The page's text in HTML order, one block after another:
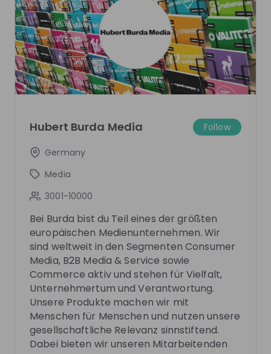
There are no upcoming live streams
Make sure to follow the company to receive their
updates on upcoming live streams!
Recordings
1 month ago
Hubert Burda Media
Bunte: Arbeiten, wo Geschichten
Schlagzeilen machen
Bunte steht seit Jahrzehnten für exklusiven People-
Journalismus, Society, Royals und Entertainment –
und hat sich gleichzeitig zu einer modernen,
digitalen Medienmarke von Hubert Burda Media
entwickelt. 🚀 Aber wie arbeitet Bunte eigentlich
hinter den Kulissen? Wie entsteht aus einem ersten
Tipp eine große Story? Was hat sich durch KI
verändert? Und was bedeutet das für deinen
möglichen Einstieg bei Bunte? In diesem Livestream
bekommst du exklusive Einblicke in: • 🔍 Bunte heute:
DE Human resources (HR) + 2
Photos
Hubert Burda Media Follow
Germany
Media
3001-10000
Bei Burda bist du Teil eines der größten
europäischen Medienunternehmen. Wir
sind weltweit in den Segmenten Consumer
Media, B2B Media & Service sowie
Commerce aktiv und stehen für Vielfalt,
Unternehmertum und Verantwortung.
Unsere Produkte machen wir mit
Menschen für Menschen und nutzen unsere
gesellschaftliche Relevanz sinnstiftend.
Dabei bieten wir unseren Mitarbeitenden